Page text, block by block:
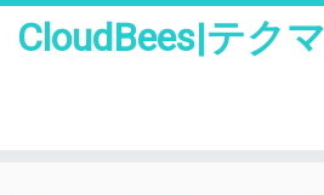
CloudBees|テク